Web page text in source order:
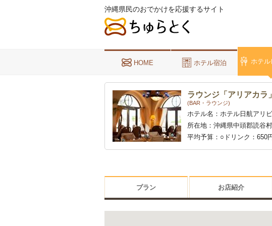
沖縄県民のおでかけを応援するサイト
HOME ホテル宿泊 ホテル
ラウンジ「アリアカラ」
(BAR・ラウンジ)
ホテル名： ホテル日航アリ
所在地： 沖縄県中頭郡読谷
平均予算： ○ドリンク：650
プラン お店紹介